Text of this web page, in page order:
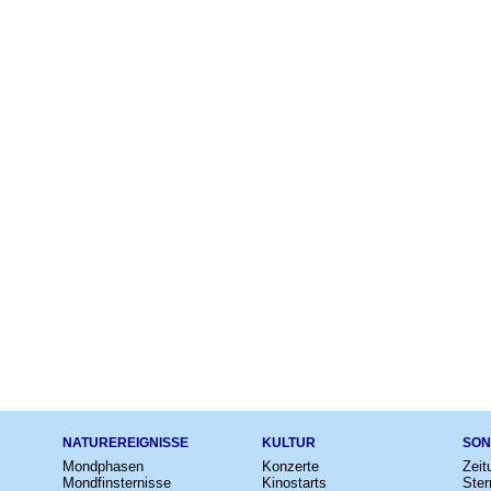
NATUREREIGNISSE
Mondphasen
Mondfinsternisse
KULTUR
Konzerte
Kinostarts